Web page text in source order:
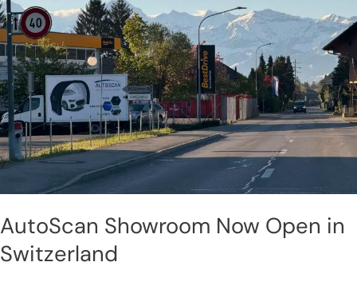
AutoScan Showroom Now Open in
Switzerland
in
Switzerland